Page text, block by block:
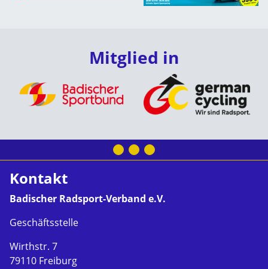
Mitglied in
Kontakt
Badischer Radsport-Verband e.V.
Geschäftsstelle
Wirthstr. 7
79110 Freiburg